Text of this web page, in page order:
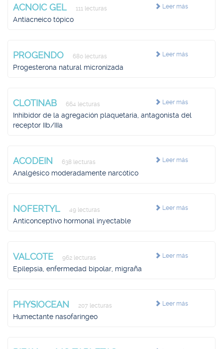
Leer más
ACNOIC GEL 111 lecturas
Antiacneico tópico
Leer más
PROGENDO 680 lecturas
Progesterona natural micronizada
Leer más
CLOTINAB 664 lecturas
Inhibidor de la agregación plaquetaria, antagonista del
receptor IIb/IIIa
Leer más
ACODEIN 638 lecturas
Analgésico moderadamente narcótico
Leer más
NOFERTYL 49 lecturas
Anticonceptivo hormonal inyectable
Leer más
VALCOTE 962 lecturas
Epilepsia, enfermedad bipolar, migraña
Leer más
PHYSIOCEAN 207 lecturas
Humectante nasofaríngeo